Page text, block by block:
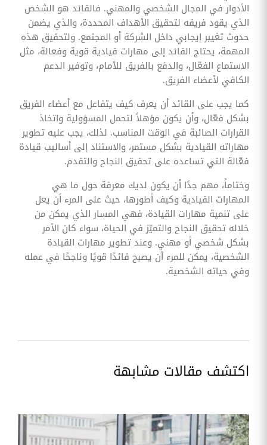
الأدوار في المجال الشخصي والمهني. فالقائد هو الشخص
الذي يقود فريقه لتحقيق الأهداف المحددة، والذي يضمن
حدوث تغيير إيجابي داخل الشركة أو المجتمع. ولتحقيق هذه
المهمة، يحتاج القائد إلى مهارات قيادية قوية وفعالة، مثل
الاستماع الفعّال، والدفع بالفريق للأمام، وتوفير الدعم
الكافي لأعضاء الفريق.
كما يجب على القائد أن يعرف كيف يتفاعل مع أعضاء الفريق
بشكل فعّال، وأن يكون مؤهلاً لتحمل المسؤولية واتخاذ
القرارات الصائبة في الوقت المناسب. لذلك، يجب عليه تطوير
مهاراته القيادية بشكل مستمر، والاستناد إلى أساليب قيادة
فعّالة التي تساعده على تحقيق النجاح والتقدم.
وختاماً، مهم جدًا أن يكون لديك معرفة حول ما هي
المهارات القيادية وكيف أطورها، حيث على المرء أن يعل
على تنمية مهارات القيادة، فهي المسار الذي يمكن من
خلاله تحقيق النجاح والتميّز في الحياة، سواء كان الأمر
بشكل شخصي أو مهني. وعند تطوير مهارات القيادة
الشخصية، يمكن للمرء أن يصبح قائدًا قويًا وناجحًا في عمله
وفي حياته الشخصية.
اكتشف مقالات مشابهة